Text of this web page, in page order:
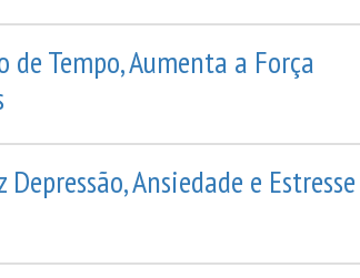
Tempo, Aumenta a Força
Ansiedade e Estresse